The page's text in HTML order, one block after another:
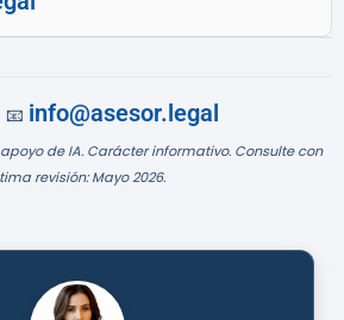
info@asesor.legal
de IA. Carácter informativo. Consulte con
revisión: Mayo 2026.